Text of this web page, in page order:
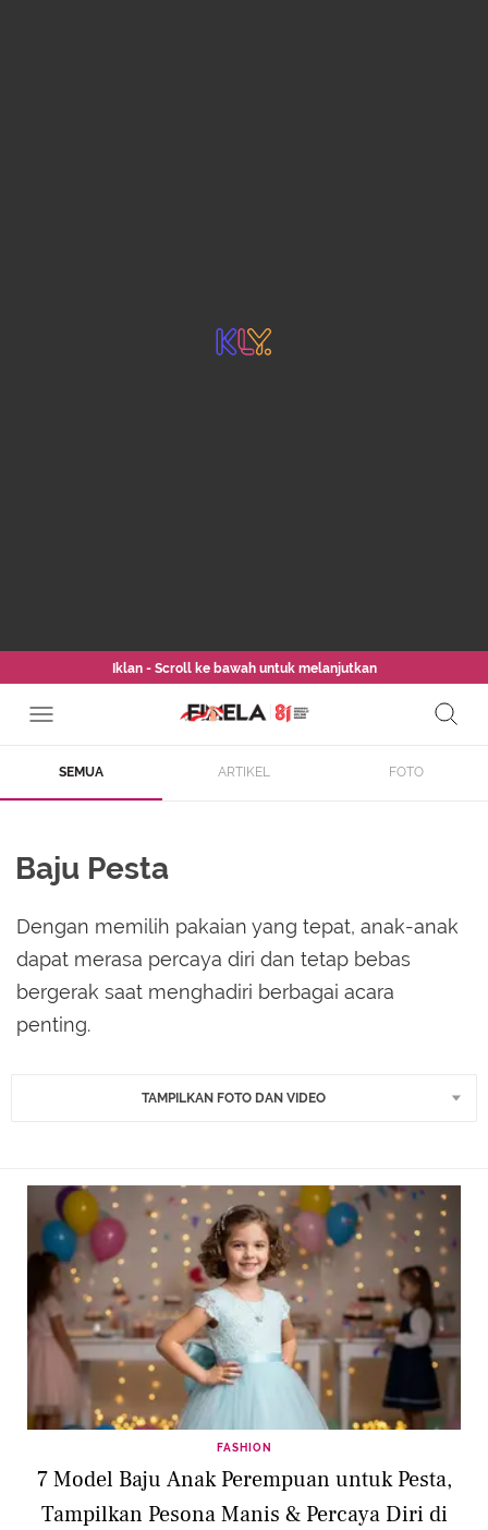
Iklan - Scroll ke bawah untuk melanjutkan
SEMUA ARTIKEL FOTO
Baju Pesta
Dengan memilih pakaian yang tepat, anak-anak
dapat merasa percaya diri dan tetap bebas
bergerak saat menghadiri berbagai acara
penting.
TAMPILKAN FOTO DAN VIDEO
FASHION
7 Model Baju Anak Perempuan untuk Pesta,
Tampilkan Pesona Manis & Percaya Diri di